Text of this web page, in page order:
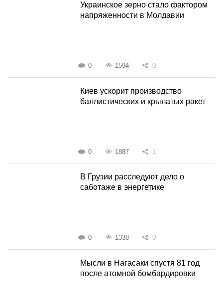
Украинское зерно стало фактором
напряженности в Молдавии
0 1594 0
Киев ускорит производство
баллистических и крылатых ракет
0 1887 1
В Грузии расследуют дело о
саботаже в энергетике
0 1338 0
Мысли в Нагасаки спустя 81 год
после атомной бомбардировки